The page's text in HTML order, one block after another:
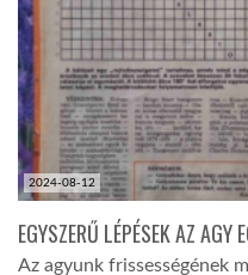
2024-08-12
EGYSZERŰ LÉPÉSEK AZ AGY
Az agyunk frissességének